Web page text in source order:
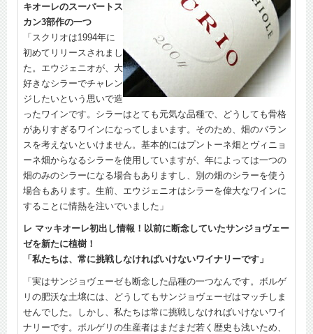
キオーレのスーパートス
カン3部作の一つ
「スクリオは1994年に
初めてリリースされまし
た。エウジェニオが、大
好きなシラーでチャレン
ジしたいという思いで造
ったワインです。シラーはとても元気な品種で、どうしても骨格
がありすぎるワインになってしまいます。そのため、畑のバラン
スを考えないといけません。基本的にはプントーネ畑とヴィニョ
ーネ畑からなるシラーを使用していますが、年によっては一つの
畑のみのシラーになる場合もありますし、別の畑のシラーを使う
場合もあります。生前、エウジェニオはシラーを偉大なワインに
することに情熱を注いでいました」
レ マッキオーレ初出し情報！以前に断念していたサンジョヴェー
ゼを新たに植樹！
「私たちは、常に挑戦しなければいけないワイナリーです」
「実はサンジョヴェーゼも断念した品種の一つなんです。ボルゲ
リの肥沃な土壌には、どうしてもサンジョヴェーゼはマッチしま
せんでした。しかし、私たちは常に挑戦しなければいけないワイ
ナリーです。ボルゲリの生産者はまだまだ若く歴史も浅いため、